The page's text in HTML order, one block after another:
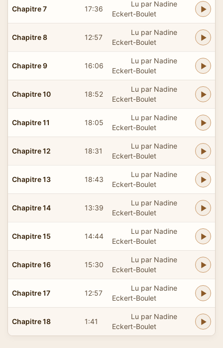
Chapitre 7 17:36
Lu par Nadine
Eckert-Boulet
Chapitre 8 12:57
Lu par Nadine
Eckert-Boulet
Chapitre 9 16:06
Lu par Nadine
Eckert-Boulet
Chapitre 10 18:52
Lu par Nadine
Eckert-Boulet
Chapitre 11 18:05
Lu par Nadine
Eckert-Boulet
Chapitre 12 18:31
Lu par Nadine
Eckert-Boulet
Chapitre 13 18:43
Lu par Nadine
Eckert-Boulet
Chapitre 14 13:39
Lu par Nadine
Eckert-Boulet
Chapitre 15 14:44
Lu par Nadine
Eckert-Boulet
Chapitre 16 15:30
Lu par Nadine
Eckert-Boulet
Chapitre 17 12:57
Lu par Nadine
Eckert-Boulet
Chapitre 18 1:41
Lu par Nadine
Eckert-Boulet